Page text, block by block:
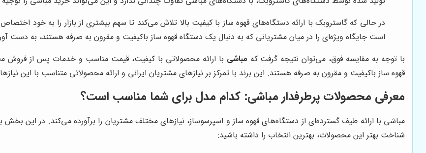
در حالی که گاستروبک با ارائه دستگاه‌های قهوه ساز با کیفیت بالا تلاش می‌کند تا سهم بیشتری از بازار را به خود
است جایگاه ویژه‌ای را در میان مشتریانی که به دنبال یک دستگاه قهوه ساز باکیفیت و مقرون به صرفه هستند، به دست
با توجه به مقایسه فوق، می‌توان نتیجه گرفت که مباشی با ارائه محصولاتی با کیفیت، قیمت مناسب و خدمات پس از فروش
قهوه ساز باکیفیت و مقرون به صرفه هستند. این برند با تمرکز بر نیازهای مشتریان ایرانی و ارائه محصولاتی متناسب با این
معرفی محصولات پرطرفدار مباشی: کدام مدل برای شما مناسب است؟
مباشی با ارائه طیف گسترده‌ای از دستگاه‌های قهوه ساز و اسپرسوساز، نیازهای مختلف مشتریان را برآورده می‌کند. در این بخش
شناخت بهتر این محصولات، بهترین انتخاب را داشته باشید: